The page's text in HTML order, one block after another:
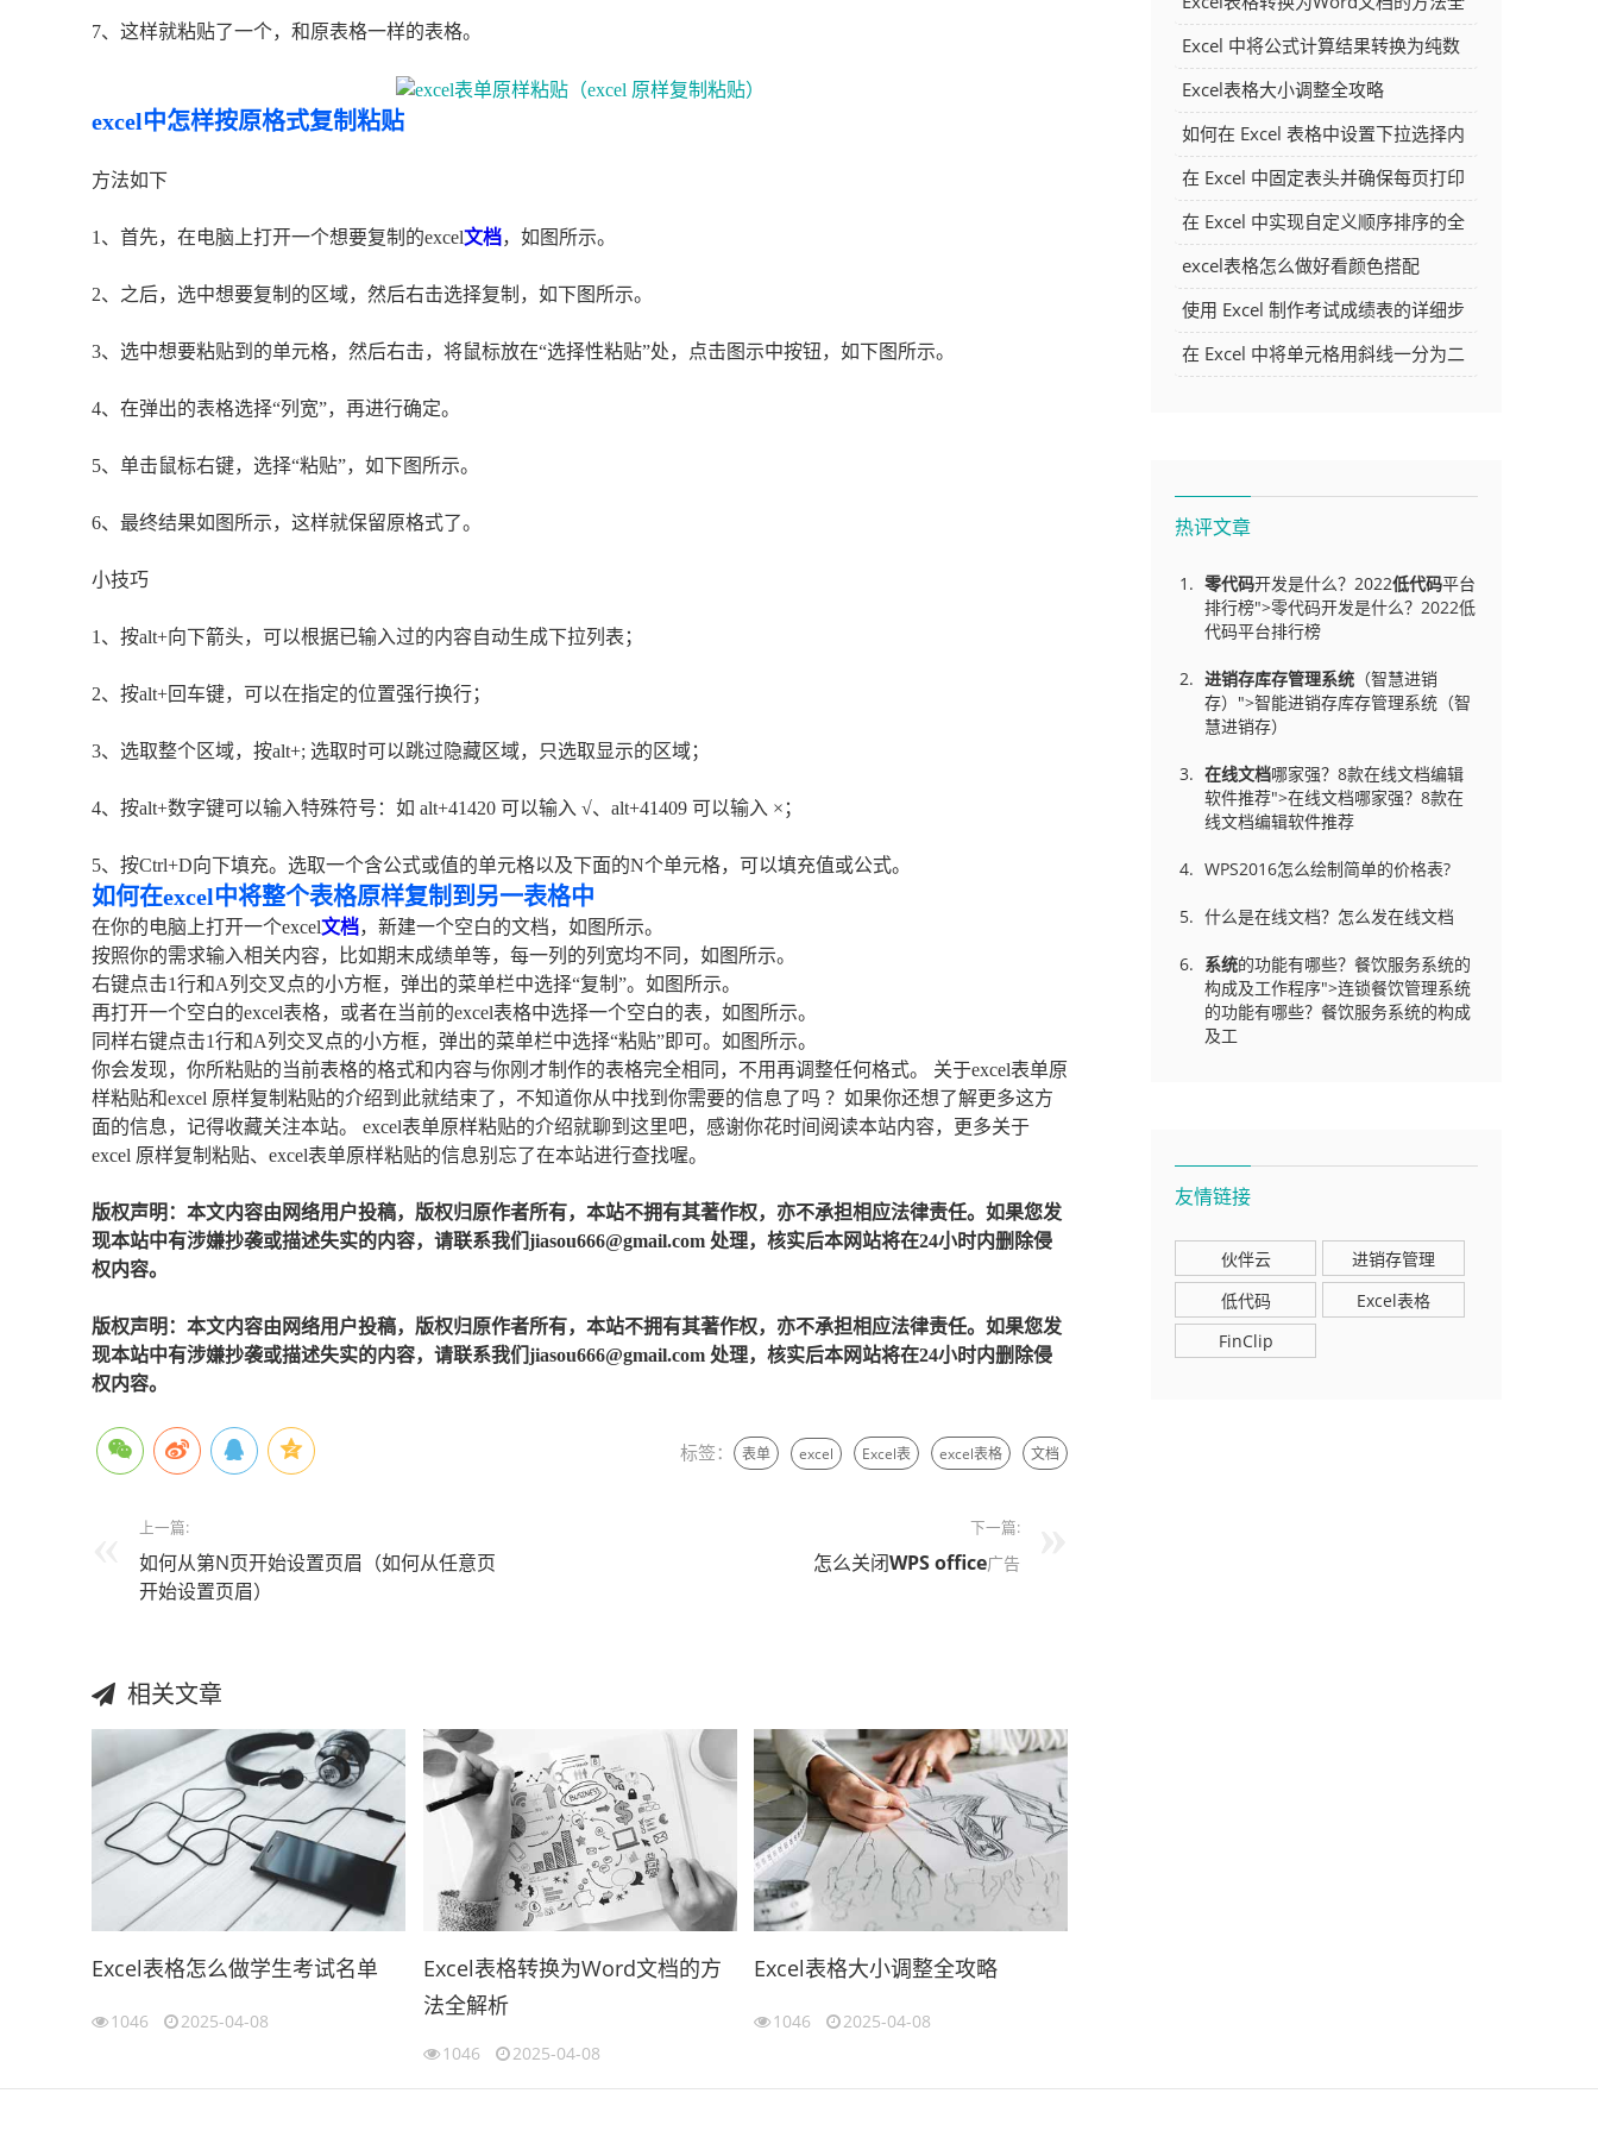
7、这样就粘贴了一个，和原表格一样的表格。
excel中怎样按原格式复制粘贴
方法如下
1、首先，在电脑上打开一个想要复制的excel文档，如图所示。
2、之后，选中想要复制的区域，然后右击选择复制，如下图所示。
3、选中想要粘贴到的单元格，然后右击，将鼠标放在“选择性粘贴”处，点击图示中按钮，如下图所示。
4、在弹出的表格选择“列宽”，再进行确定。
5、单击鼠标右键，选择“粘贴”，如下图所示。
6、最终结果如图所示，这样就保留原格式了。
小技巧
1、按alt+向下箭头，可以根据已输入过的内容自动生成下拉列表；
2、按alt+回车键，可以在指定的位置强行换行；
3、选取整个区域，按alt+; 选取时可以跳过隐藏区域，只选取显示的区域；
4、按alt+数字键可以输入特殊符号：如 alt+41420 可以输入 √、alt+41409 可以输入 ×；
5、按Ctrl+D向下填充。选取一个含公式或值的单元格以及下面的N个单元格，可以填充值或公式。
如何在excel中将整个表格原样复制到另一表格中
在你的电脑上打开一个excel文档，新建一个空白的文档，如图所示。
按照你的需求输入相关内容，比如期末成绩单等，每一列的列宽均不同，如图所示。
右键点击1行和A列交叉点的小方框，弹出的菜单栏中选择“复制”。如图所示。
再打开一个空白的excel表格，或者在当前的excel表格中选择一个空白的表，如图所示。
同样右键点击1行和A列交叉点的小方框，弹出的菜单栏中选择“粘贴”即可。如图所示。
你会发现，你所粘贴的当前表格的格式和内容与你刚才制作的表格完全相同，不用再调整任何格式。 关于excel表单原
样粘贴和excel 原样复制粘贴的介绍到此就结束了，不知道你从中找到你需要的信息了吗 ？如果你还想了解更多这方
面的信息，记得收藏关注本站。 excel表单原样粘贴的介绍就聊到这里吧，感谢你花时间阅读本站内容，更多关于
excel 原样复制粘贴、excel表单原样粘贴的信息别忘了在本站进行查找喔。
版权声明：本文内容由网络用户投稿，版权归原作者所有，本站不拥有其著作权，亦不承担相应法律责任。如果您发
现本站中有涉嫌抄袭或描述失实的内容，请联系我们jiasou666@gmail.com 处理，核实后本网站将在24小时内删除侵
权内容。
版权声明：本文内容由网络用户投稿，版权归原作者所有，本站不拥有其著作权，亦不承担相应法律责任。如果您发
现本站中有涉嫌抄袭或描述失实的内容，请联系我们jiasou666@gmail.com 处理，核实后本网站将在24小时内删除侵
权内容。
标签： 表单 excel Excel表 excel表格 文档
上一篇:
如何从第N页开始设置页眉（如何从任意页
开始设置页眉）
下一篇:
怎么关闭WPSoffice广告
相关文章
Excel表格怎么做学生考试名单
1046 2025-04-08
Excel表格转换为Word文档的方
法全解析
1046 2025-04-08
Excel表格大小调整全攻略
1046 2025-04-08
解析
Excel 中将公式计算结果转换为纯数
字的多种方法
Excel表格大小调整全攻略
如何在 Excel 表格中设置下拉选择内
容
在 Excel 中固定表头并确保每页打印
时都显示表头的方法详解
在 Excel 中实现自定义顺序排序的全
面指南
excel表格怎么做好看颜色搭配
使用 Excel 制作考试成绩表的详细步
骤及技巧
在 Excel 中将单元格用斜线一分为二
热评文章
零代码开发是什么？2022低代码平台
排行榜">零代码开发是什么？2022低
代码平台排行榜
进销存库存管理系统 （智慧进销
存）">智能进销存库存管理系统（智
慧进销存）
在线文档哪家强？8款在线文档编辑
软件推荐">在线文档哪家强？8款在
线文档编辑软件推荐
WPS2016怎么绘制简单的价格表?
什么是在线文档？怎么发在线文档
系统的功能有哪些？餐饮服务系统的
构成及工作程序">连锁餐饮管理系统
的功能有哪些？餐饮服务系统的构成
及工
友情链接
伙伴云
进销存管理
低代码
Excel表格
FinClip